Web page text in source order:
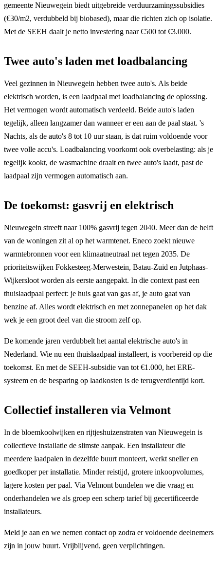
gemeente Nieuwegein biedt uitgebreide verduurzamingssubsidies
(€30/m2, verdubbeld bij biobased), maar die richten zich op isolatie.
Met de SEEH daalt je netto investering naar €500 tot €3.000.
Twee auto's laden met loadbalancing
Veel gezinnen in Nieuwegein hebben twee auto's. Als beide
elektrisch worden, is een laadpaal met loadbalancing de oplossing.
Het vermogen wordt automatisch verdeeld. Beide auto's laden
tegelijk, alleen langzamer dan wanneer er een aan de paal staat. 's
Nachts, als de auto's 8 tot 10 uur staan, is dat ruim voldoende voor
twee volle accu's. Loadbalancing voorkomt ook overbelasting: als je
tegelijk kookt, de wasmachine draait en twee auto's laadt, past de
laadpaal zijn vermogen automatisch aan.
De toekomst: gasvrij en elektrisch
Nieuwegein streeft naar 100% gasvrij tegen 2040. Meer dan de helft
van de woningen zit al op het warmtenet. Eneco zoekt nieuwe
warmtebronnen voor een klimaatneutraal net tegen 2035. De
prioriteitswijken Fokkesteeg-Merwestein, Batau-Zuid en Jutphaas-
Wijkersloot worden als eerste aangepakt. In die context past een
thuislaadpaal perfect: je huis gaat van gas af, je auto gaat van
benzine af. Alles wordt elektrisch en met zonnepanelen op het dak
wek je een groot deel van die stroom zelf op.
De komende jaren verdubbelt het aantal elektrische auto's in
Nederland. Wie nu een thuislaadpaal installeert, is voorbereid op die
toekomst. En met de SEEH-subsidie van tot €1.000, het ERE-
systeem en de besparing op laadkosten is de terugverdientijd kort.
Collectief installeren via Velmont
In de bloemkoolwijken en rijtjeshuizenstraten van Nieuwegein is
collectieve installatie de slimste aanpak. Een installateur die
meerdere laadpalen in dezelfde buurt monteert, werkt sneller en
goedkoper per installatie. Minder reistijd, grotere inkoopvolumes,
lagere kosten per paal. Via Velmont bundelen we die vraag en
onderhandelen we als groep een scherp tarief bij gecertificeerde
installateurs.
Meld je aan en we nemen contact op zodra er voldoende deelnemers
zijn in jouw buurt. Vrijblijvend, geen verplichtingen.